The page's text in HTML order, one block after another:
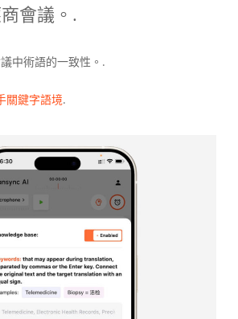
會議。.
中術語的一致性。.
關鍵字語境.
हिन्दी
Tiếng Việt
Türkçe
Nederlands
Українська